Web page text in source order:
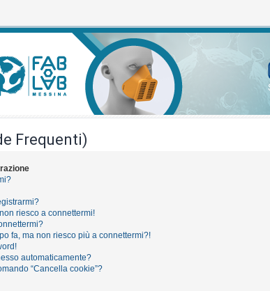
Frequenti)
riesco a connettermi!
fa, ma non riesco più a connettermi?!
automaticamente?
“Cancella cookie”?